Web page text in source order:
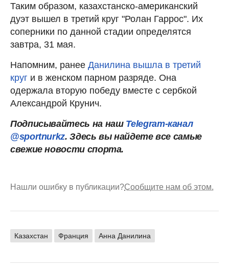
Таким образом, казахстанско-американский
дуэт вышел в третий круг "Ролан Гаррос". Их
соперники по данной стадии определятся
завтра, 31 мая.
Напомним, ранее Данилина вышла в третий
круг и в женском парном разряде. Она
одержала вторую победу вместе с сербкой
Александрой Крунич.
Подписывайтесь на наш Telegram-канал
@sportnurkz. Здесь вы найдете все самые
свежие новости спорта.
Нашли ошибку в публикации?Сообщите нам об этом.
Казахстан Франция Анна Данилина